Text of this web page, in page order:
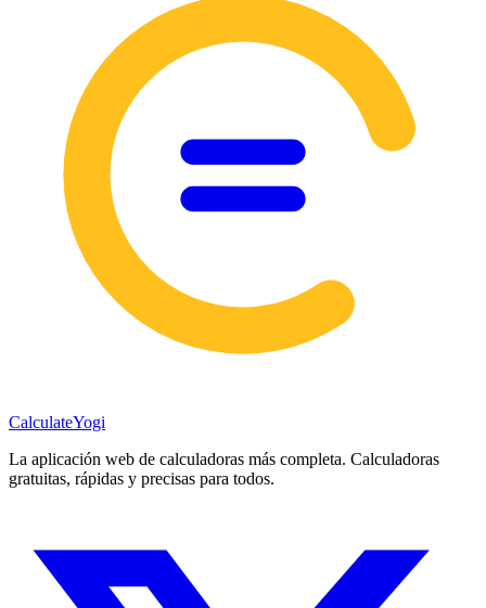
CalculateYogi
La aplicación web de calculadoras más completa. Calculadoras
gratuitas, rápidas y precisas para todos.